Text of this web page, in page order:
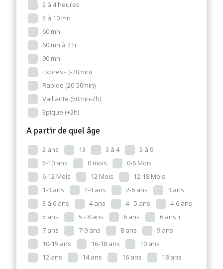
2 à 4 heures
5 à 10 mn
60 mn
60 mn à 2 h
90 mn
Express (-20min)
Rapide (20-50min)
Vaillante (50min-2h)
Epique (+2h)
A partir de quel âge
2 ans 13 3 à 4
3 à 9
5-10 ans
0 mois
0-6 Mois
6-12 Mois
12 Mois
12-18 Mois
1-3 ans
2-4 ans 2-6 ans
3 ans
3 à 6 ans
4 ans 4 - 5 ans
4-6 ans
5 ans
5 - 8 ans 6 ans
6 ans +
7 ans
7-9 ans 8 ans
9 ans
10-15 ans
16-18 ans
10 ans
12 ans
14 ans 16 ans 18 ans